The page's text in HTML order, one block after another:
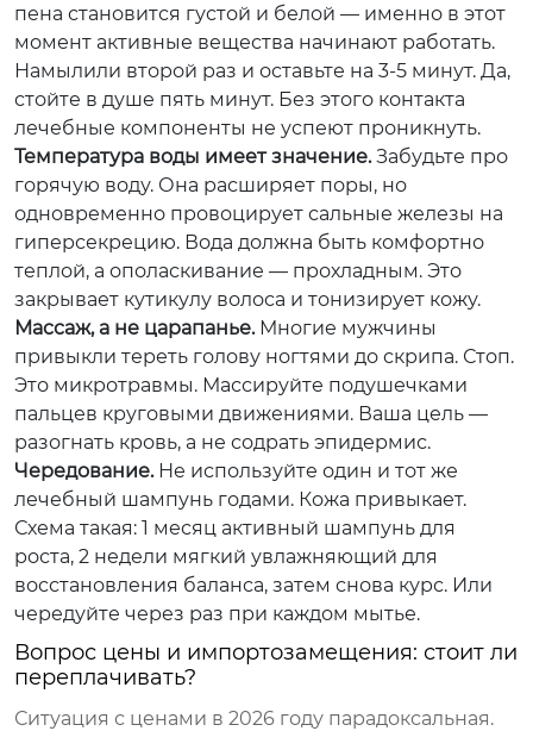
пена становится густой и белой — именно в этот
момент активные вещества начинают работать.
Намылили второй раз и оставьте на 3-5 минут. Да,
стойте в душе пять минут. Без этого контакта
лечебные компоненты не успеют проникнуть.
Температура воды имеет значение.Забудьте про
горячую воду. Она расширяет поры, но
одновременно провоцирует сальные железы на
гиперсекрецию. Вода должна быть комфортно
теплой, а ополаскивание — прохладным. Это
закрывает кутикулу волоса и тонизирует кожу.
Массаж, а не царапанье.Многие мужчины
привыкли тереть голову ногтями до скрипа. Стоп.
Это микротравмы. Массируйте подушечками
пальцев круговыми движениями. Ваша цель —
разогнать кровь, а не содрать эпидермис.
Чередование.Не используйте один и тот же
лечебный шампунь годами. Кожа привыкает.
Схема такая: 1 месяц активный шампунь для
роста, 2 недели мягкий увлажняющий для
восстановления баланса, затем снова курс. Или
чередуйте через раз при каждом мытье.
Вопрос цены и импортозамещения: стоит ли
переплачивать?
Ситуация с ценами в 2026 году парадоксальная.